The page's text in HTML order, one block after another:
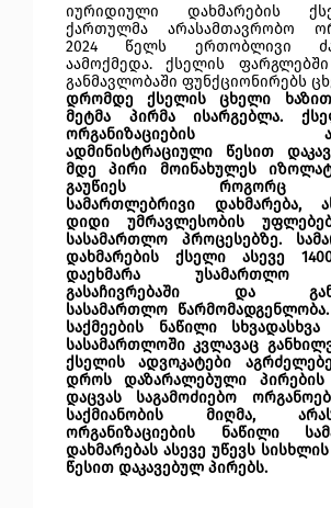
იურიდიული დახმარების
ქართულმა არასამთავრობო
2024 წელს ერთობლივი
აამოქმედა. ქსელის
განმავლობაში ფუნქციონირებს
დრომდე ქსელის ცხელი
მეტმა პირმა ისარგებლა.
ორგანიზაციების
ადმინისტრაციული წესით
მდე პირი მოინახულეს
გაუწიეს როგორც
სამართლებრივი დახმარება,
დიდი უმრავლესობის
სასამართლო პროცესებზე.
დახმარების ქსელი ასევე
დაეხმარა უსამართლო
გასაჩივრებაში და
სასამართლო
საქმეების ნაწილი სხვადასხვა
სასამართლოში კვლავაც
ქსელის ადვოკატები
დროს დაზარალებული პირების
დაცვას საგამოძიებო
საქმიანობის მიღმა,
ორგანიზაციების ნაწილი
დახმარებას ასევე უწევს
წესით დაკავებულ პირებს.